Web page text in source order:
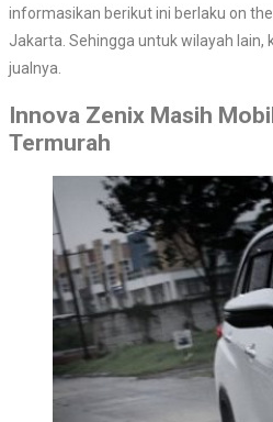
informasikan berikut ini berlaku on the
Jakarta. Sehingga untuk wilayah lain,
jualnya.
Innova Zenix Masih
Termurah